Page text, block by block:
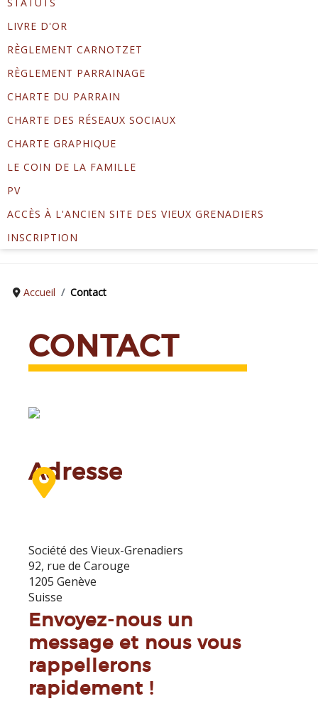
LIVRE D'OR
RÈGLEMENT CARNOTZET
RÈGLEMENT PARRAINAGE
CHARTE DU PARRAIN
CHARTE DES RÉSEAUX SOCIAUX
CHARTE GRAPHIQUE
LE COIN DE LA FAMILLE
PV
ACCÈS À L'ANCIEN SITE DES VIEUX GRENADIERS
INSCRIPTION
Accueil Contact
CONTACT
Adresse
Société des Vieux-Grenadiers
92, rue de Carouge
1205 Genève
Suisse
Envoyez-nous un
message et nous vous
rappellerons
rapidement !